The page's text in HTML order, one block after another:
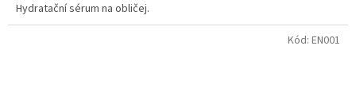
Hydratační sérum na obličej.
Kód: EN001